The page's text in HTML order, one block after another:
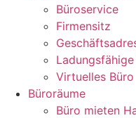
Büroservice
Firmensitz
Virtuelles Büro
Büroräume
Büro mieten